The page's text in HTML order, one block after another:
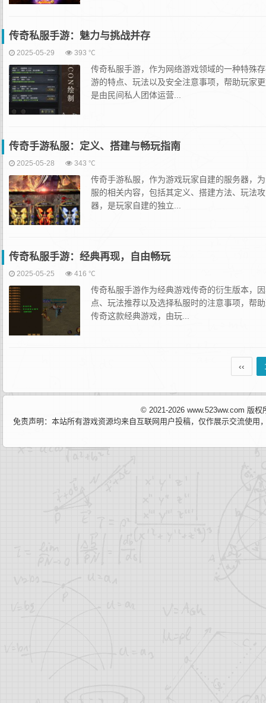
传奇私服手游：魅力与挑战并存
2025-05-29 393 ℃
传奇私服手游，作为网络游戏领域的一种特殊
游的特点、玩法以及安全注意事项，帮助玩家
是由民间私人团体运营...
传奇手游私服：定义、搭建与畅玩指南
2025-05-28 343 ℃
传奇手游私服，作为游戏玩家自建的服务器，
服的相关内容，包括其定义、搭建方法、玩法
器，是玩家自建的独立...
传奇私服手游：经典再现，自由畅玩
2025-05-25 416 ℃
传奇私服手游作为经典游戏传奇的衍生版本，
点、玩法推荐以及选择私服时的注意事项，帮
传奇这款经典游戏，由玩...
‹‹
© 2021-2026 www.523ww.com 版
免责声明：本站所有游戏资源均来自互联网用户投稿，仅作展示交流使